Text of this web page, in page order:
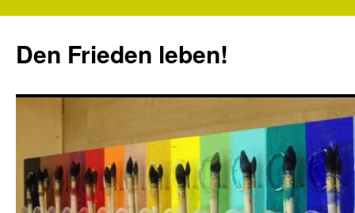
springen
Den Frieden leben!